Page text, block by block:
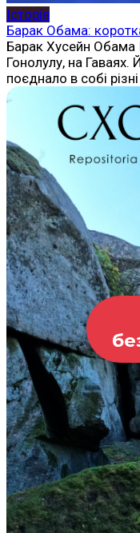
Історія
Барак Обама:
Барак Хусейн Обама
Гонолулу, на
поєднало в собі